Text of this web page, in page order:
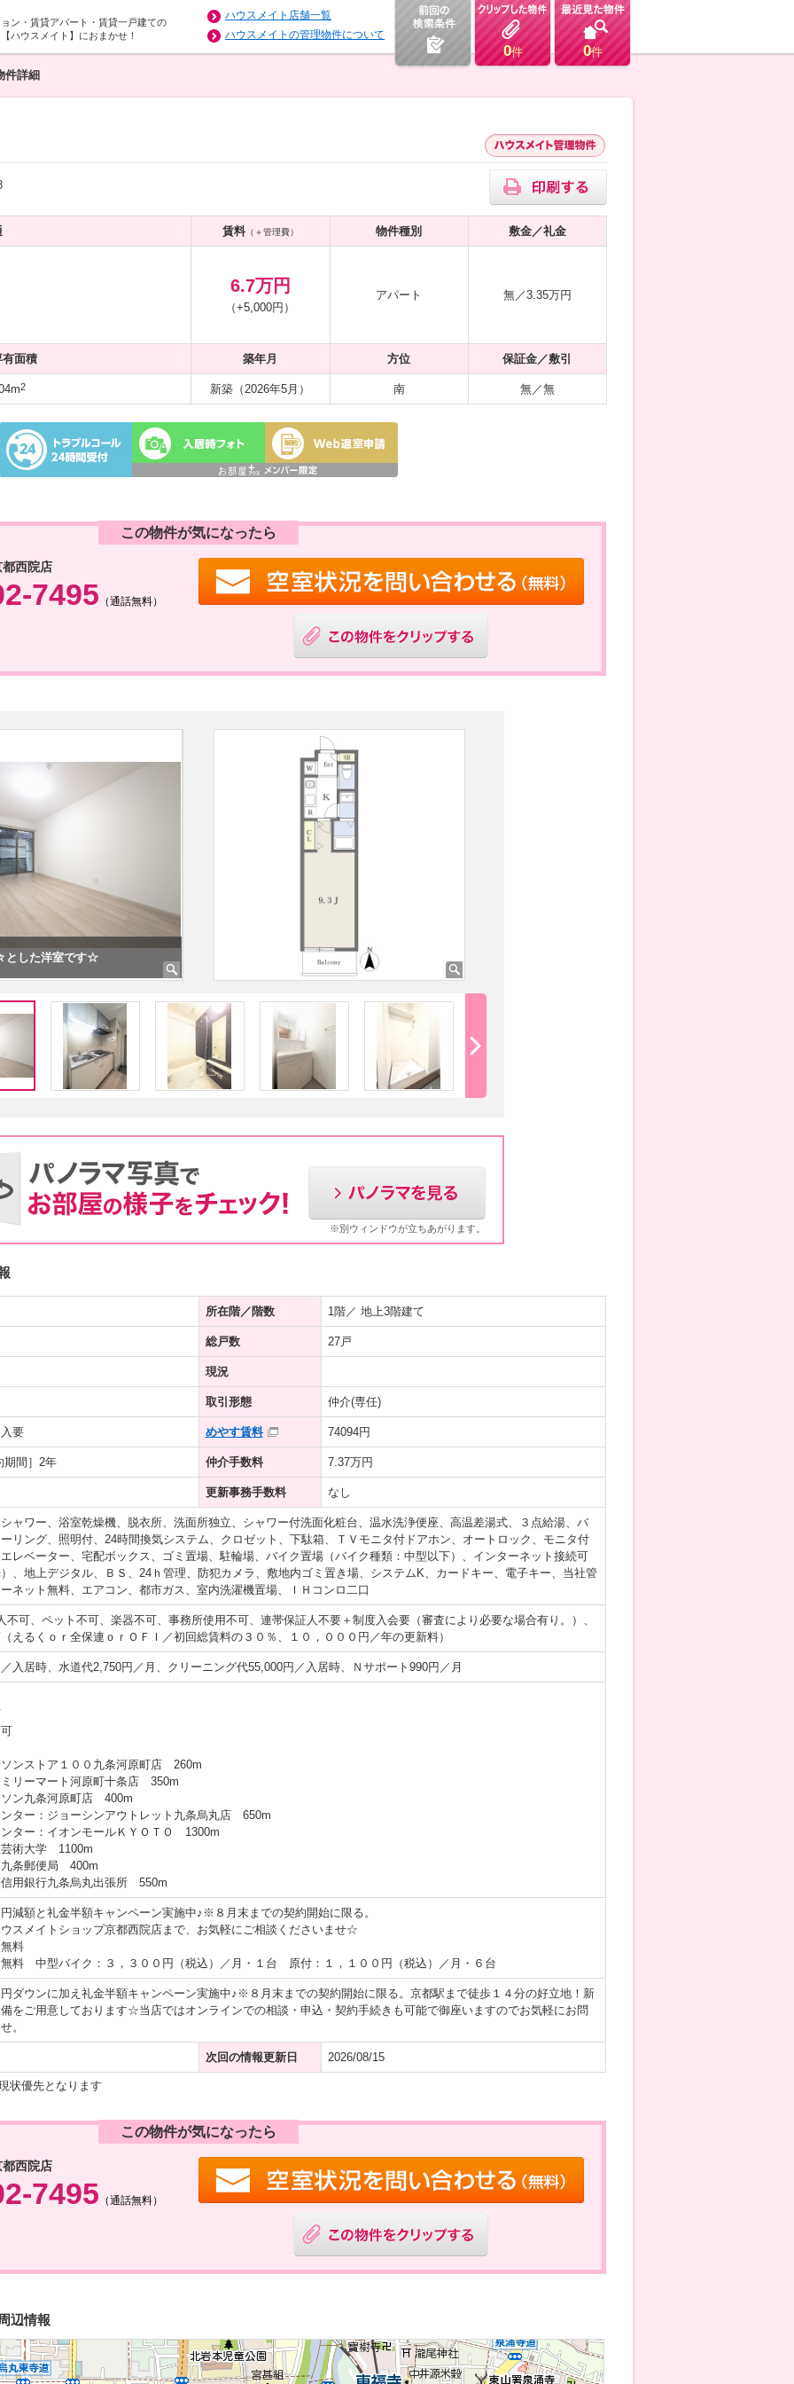
ン・賃貸アパート・賃貸一戸建ての
ハウスメイト】におまかせ！
ハウスメイト店舗一覧
ハウスメイトの管理物件について
0件 0件
件詳細
賃料（＋管理費） 物件種別 敷金／礼金
6.7万円
（+5,000円）
アパート 無／3.35万円
面積 築年月 方位 保証金／敷引
2 新築（2026年5月） 南 無／無
この物件が気になったら
西院店
7495 （通話無料）
ロ付きのキッチンです☆ 機能的なバスルームです☆
※別ウィンドウが立ちあがります。
所在階／階数 1階／ 地上3階建て
総戸数 27戸
現況
取引形態 仲介(専任)
要 めやす賃料 74094円
期間］2年 仲介手数料 7.37万円
更新事務手数料 なし
ャワー、浴室乾燥機、脱衣所、洗面所独立、シャワー付洗面化粧台、温水洗浄便座、高温差湯式、３点給湯、バ
リング、照明付、24時間換気システム、クロゼット、下駄箱、ＴＶモニタ付ドアホン、オートロック、モニタ付
レベーター、宅配ボックス、ゴミ置場、駐輪場、バイク置場（バイク種類：中型以下）、インターネット接続可
、地上デジタル、ＢＳ、24ｈ管理、防犯カメラ、敷地内ゴミ置き場、システムK、カードキー、電子キー、当社管
ネット無料、エアコン、都市ガス、室内洗濯機置場、ＩＨコンロ二口
不可、ペット不可、楽器不可、事務所使用不可、連帯保証人不要＋制度入会要（審査により必要な場合有り。）、
えるくｏｒ全保連ｏｒＯＦＩ／初回総賃料の３０％、１０，０００円／年の更新料）
入居時、水道代2,750円／月、クリーニング代55,000円／入居時、Ｎサポート990円／月
ンストア１００九条河原町店 260m
リーマート河原町十条店 350m
ン九条河原町店 400m
ター：ジョーシンアウトレット九条烏丸店 650m
ター：イオンモールＫＹＯＴＯ 1300m
芸術大学 1100m
九条郵便局 400m
用銀行九条烏丸出張所 550m
減額と礼金半額キャンペーン実施中♪※８月末までの契約開始に限る。
スメイトショップ京都西院店まで、お気軽にご相談くださいませ☆
料
料 中型バイク：３，３００円（税込）／月・１台 原付：１，１００円（税込）／月・６台
ダウンに加え礼金半額キャンペーン実施中♪※８月末までの契約開始に限る。京都駅まで徒歩１４分の好立地！新
をご用意しております☆当店ではオンラインでの相談・申込・契約手続きも可能で御座いますのでお気軽にお問
。
次回の情報更新日 2026/08/15
状優先となります
この物件が気になったら
西院店
7495 （通話無料）
辺情報